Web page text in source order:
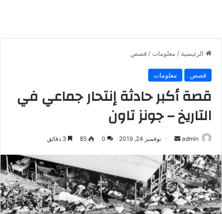
الرئيسية / معلومات / قصص
قصص معلومات
قصة أكبر حادثة إنتحار جماعي في
التاريخ – جونز تاون
admin
أرسل
إلكترونيا
نوفمبر 24, 2019 0
85